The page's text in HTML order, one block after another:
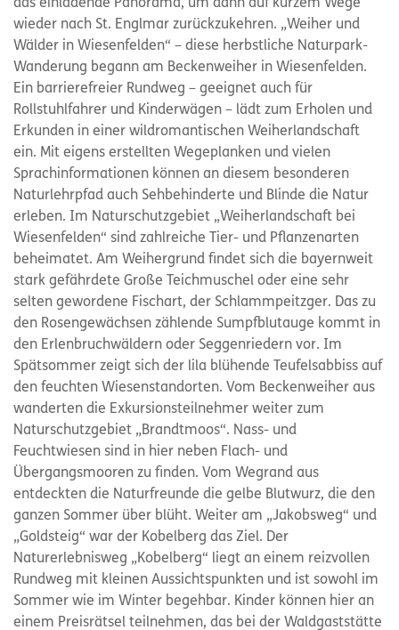
das einladende Panorama, um dann auf kurzem Wege
wieder nach St. Englmar zurückzukehren. „Weiher und
Wälder in Wiesenfelden“ – diese herbstliche Naturpark-
Wanderung begann am Beckenweiher in Wiesenfelden.
Ein barrierefreier Rundweg – geeignet auch für
Rollstuhlfahrer und Kinderwägen – lädt zum Erholen und
Erkunden in einer wildromantischen Weiherlandschaft
ein. Mit eigens erstellten Wegeplanken und vielen
Sprachinformationen können an diesem besonderen
Naturlehrpfad auch Sehbehinderte und Blinde die Natur
erleben. Im Naturschutzgebiet „Weiherlandschaft bei
Wiesenfelden“ sind zahlreiche Tier- und Pflanzenarten
beheimatet. Am Weihergrund findet sich die bayernweit
stark gefährdete Große Teichmuschel oder eine sehr
selten gewordene Fischart, der Schlammpeitzger. Das zu
den Rosengewächsen zählende Sumpfblutauge kommt in
den Erlenbruchwäldern oder Seggenriedern vor. Im
Spätsommer zeigt sich der lila blühende Teufelsabbiss auf
den feuchten Wiesenstandorten. Vom Beckenweiher aus
wanderten die Exkursionsteilnehmer weiter zum
Naturschutzgebiet „Brandtmoos“. Nass- und
Feuchtwiesen sind in hier neben Flach- und
Übergangsmooren zu finden. Vom Wegrand aus
entdeckten die Naturfreunde die gelbe Blutwurz, die den
ganzen Sommer über blüht. Weiter am „Jakobsweg“ und
„Goldsteig“ war der Kobelberg das Ziel. Der
Naturerlebnisweg „Kobelberg“ liegt an einem reizvollen
Rundweg mit kleinen Aussichtspunkten und ist sowohl im
Sommer wie im Winter begehbar. Kinder können hier an
einem Preisrätsel teilnehmen, das bei der Waldgaststätte